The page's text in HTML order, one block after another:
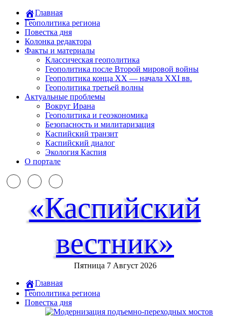
Главная
Геополитика региона
Повестка дня
Колонка редактора
Факты и материалы
Классическая геополитика
Геополитика после Второй мировой войны
Геополитика конца XX — начала XXI вв.
Геополитика третьей волны
Актуальные проблемы
Вокруг Ирана
Геополитика и геоэкономика
Безопасность и милитаризация
Каспийский транзит
Каспийский диалог
Экология Каспия
О портале
«Каспийский
вестник»
Пятница 7 Август 2026
Главная
Геополитика региона
Повестка дня